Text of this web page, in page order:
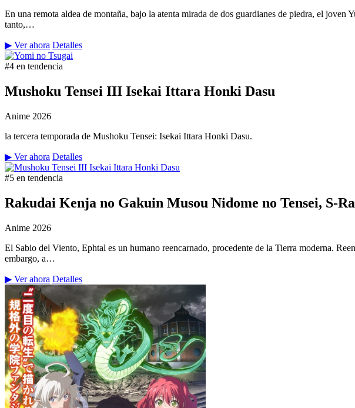
En una remota aldea de montaña, bajo la atenta mirada de dos guardianes de piedra, el
tanto,…
▶ Ver ahora Detalles
#4 en tendencia
Mushoku Tensei III Isekai Ittara Honki Dasu
Anime 2026
la tercera temporada de Mushoku Tensei: Isekai Ittara Honki Dasu.
▶ Ver ahora Detalles
#5 en tendencia
Rakudai Kenja no Gakuin Musou Nidome no Tensei, S-
Anime 2026
El Sabio del Viento, Ephtal es un humano reencarnado, procedente de la Tierra moderna.
embargo, a…
▶ Ver ahora Detalles